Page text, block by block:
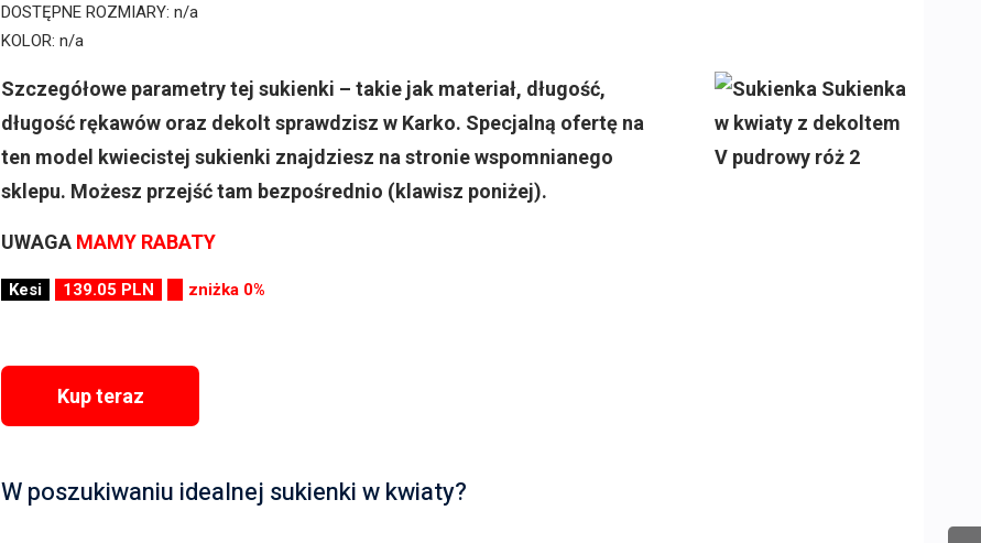
DOSTĘPNE ROZMIARY: n/a
KOLOR: n/a
Szczegółowe parametry tej sukienki – takie jak materiał, długość,
długość rękawów oraz dekolt sprawdzisz w Karko. Specjalną ofertę na
ten model kwiecistej sukienki znajdziesz na stronie wspomnianego
sklepu. Możesz przejść tam bezpośrednio (klawisz poniżej).
UWAGA MAMY RABATY
Kesi 139.05 PLN zniżka 0%
Kup teraz
W poszukiwaniu idealnej sukienki w kwiaty?